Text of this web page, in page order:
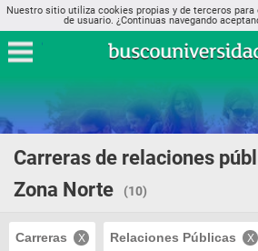
Nuestro sitio utiliza cookies propias y de terceros
de usuario. ¿Continuas navegando
Carreras de relaciones
Zona Norte
(10)
Carreras Relaciones Públicas